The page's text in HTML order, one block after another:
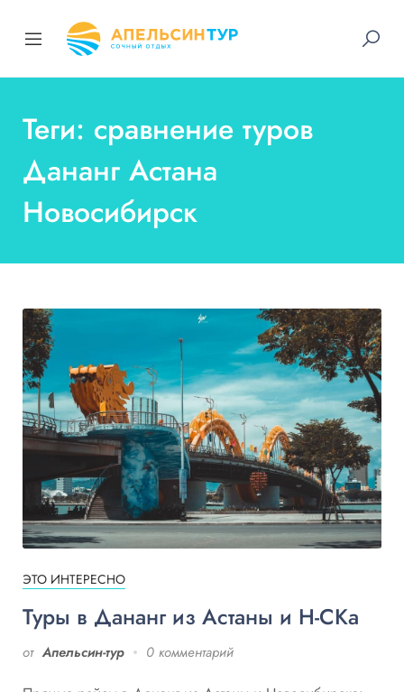
Теги: сравнение туров
Дананг Астана
Новосибирск
ЭТО ИНТЕРЕСНО
Туры в Дананг из Астаны и Н-СКа
от Апельсин-тур 0 комментарий